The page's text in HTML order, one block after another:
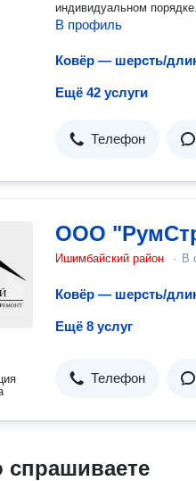
индивидуальном порядке.
В профиль
Ковёр — шерсть/
Ещё 42 услуги
Телефон
ООО
Ишимбайский район · В
Ковёр — шерсть/
Ещё 8 услуг
Телефон
спрашиваете